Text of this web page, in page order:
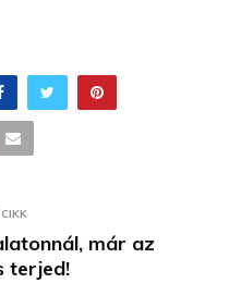
már az
terjed!